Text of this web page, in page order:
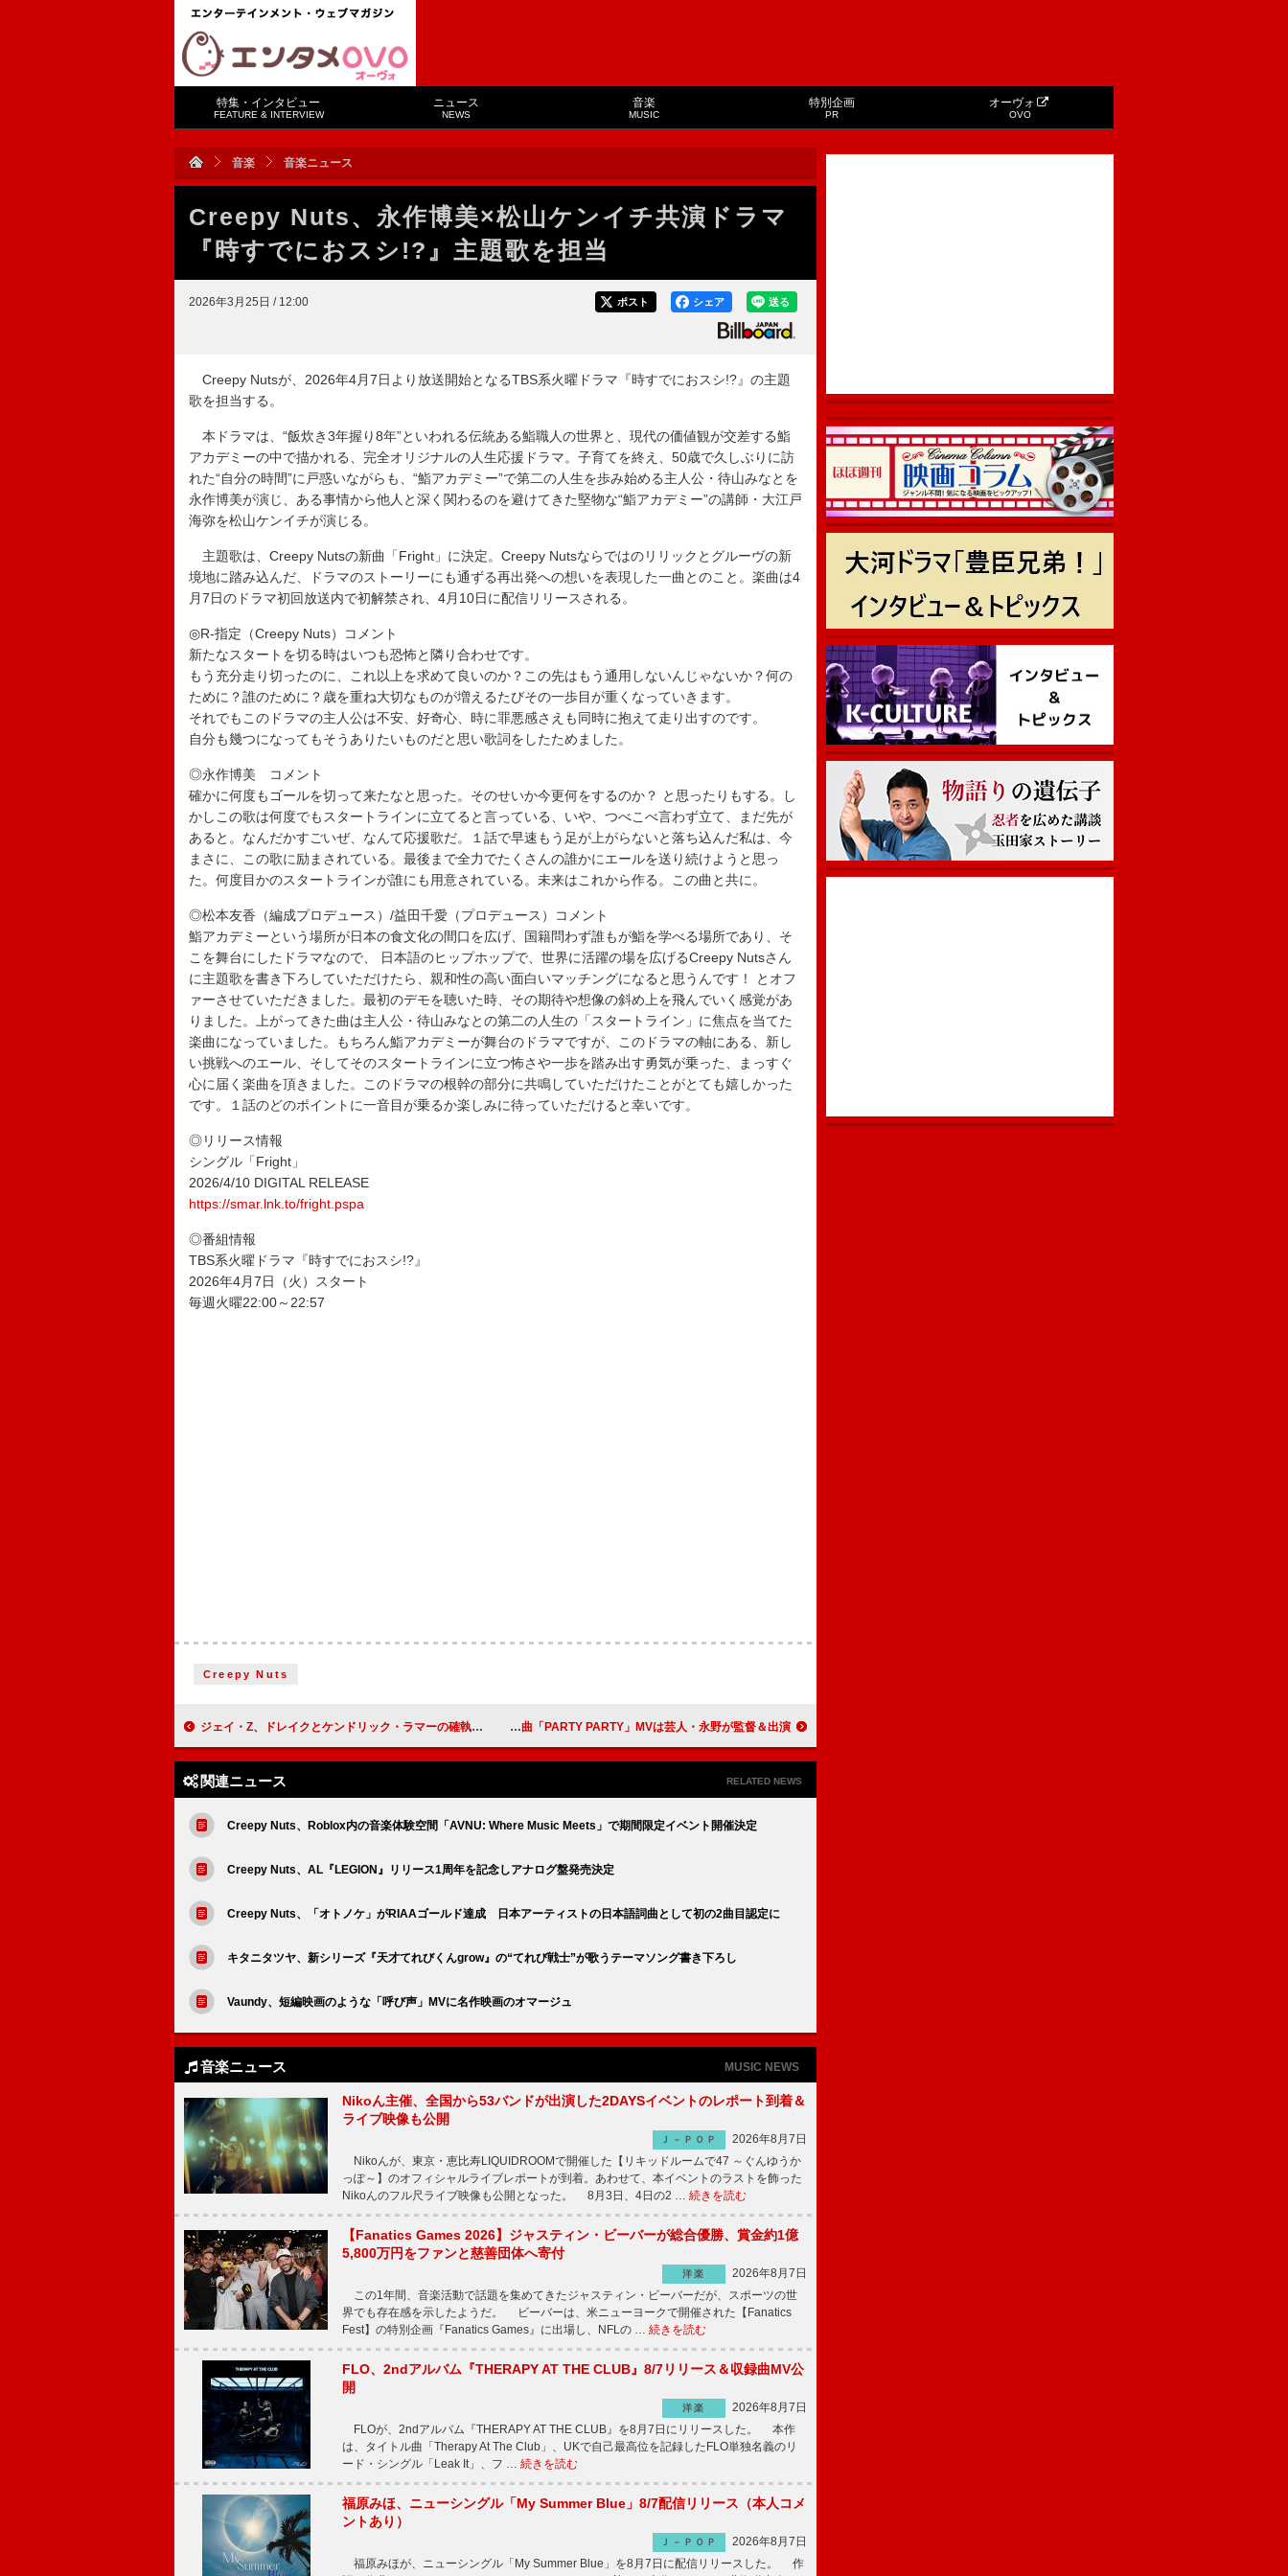
特集・インタビュー
FEATURE & INTERVIEW
ニュース
NEWS
音楽
MUSIC
特別企画
PR
オーヴォ
OVO
音楽 音楽ニュース
Creepy Nuts、永作博美×松山ケンイチ共演ドラマ
『時すでにおスシ!?』主題歌を担当
2026年3月25日 / 12:00 送る
シェア
ポスト
Creepy Nutsが、2026年4月7日より放送開始となるTBS系火曜ドラマ『時すでにおスシ!?』の主題
歌を担当する。
本ドラマは、“飯炊き3年握り8年”といわれる伝統ある鮨職人の世界と、現代の価値観が交差する鮨
アカデミーの中で描かれる、完全オリジナルの人生応援ドラマ。子育てを終え、50歳で久しぶりに訪
れた“自分の時間”に戸惑いながらも、“鮨アカデミー”で第二の人生を歩み始める主人公・待山みなとを
永作博美が演じ、ある事情から他人と深く関わるのを避けてきた堅物な“鮨アカデミー”の講師・大江戸
海弥を松山ケンイチが演じる。
主題歌は、Creepy Nutsの新曲「Fright」に決定。Creepy Nutsならではのリリックとグルーヴの新
境地に踏み込んだ、ドラマのストーリーにも通ずる再出発への想いを表現した一曲とのこと。楽曲は4
月7日のドラマ初回放送内で初解禁され、4月10日に配信リリースされる。
◎R-指定（Creepy Nuts）コメント
新たなスタートを切る時はいつも恐怖と隣り合わせです。
もう充分走り切ったのに、これ以上を求めて良いのか？この先はもう通用しないんじゃないか？何の
ために？誰のために？歳を重ね大切なものが増えるたびその一歩目が重くなっていきます。
それでもこのドラマの主人公は不安、好奇心、時に罪悪感さえも同時に抱えて走り出すのです。
自分も幾つになってもそうありたいものだと思い歌詞をしたためました。
◎永作博美 コメント
確かに何度もゴールを切って来たなと思った。そのせいか今更何をするのか？ と思ったりもする。し
かしこの歌は何度でもスタートラインに立てると言っている、いや、つべこべ言わず立て、まだ先が
あると。なんだかすごいぜ、なんて応援歌だ。１話で早速もう足が上がらないと落ち込んだ私は、今
まさに、この歌に励まされている。最後まで全力でたくさんの誰かにエールを送り続けようと思っ
た。何度目かのスタートラインが誰にも用意されている。未来はこれから作る。この曲と共に。
◎松本友香（編成プロデュース）/益田千愛（プロデュース）コメント
鮨アカデミーという場所が日本の食文化の間口を広げ、国籍問わず誰もが鮨を学べる場所であり、そ
こを舞台にしたドラマなので、 日本語のヒップホップで、世界に活躍の場を広げるCreepy Nutsさん
に主題歌を書き下ろしていただけたら、親和性の高い面白いマッチングになると思うんです！ とオフ
ァーさせていただきました。最初のデモを聴いた時、その期待や想像の斜め上を飛んでいく感覚があ
りました。上がってきた曲は主人公・待山みなとの第二の人生の「スタートライン」に焦点を当てた
楽曲になっていました。もちろん鮨アカデミーが舞台のドラマですが、このドラマの軸にある、新し
い挑戦へのエール、そしてそのスタートラインに立つ怖さや一歩を踏み出す勇気が乗った、まっすぐ
心に届く楽曲を頂きました。このドラマの根幹の部分に共鳴していただけたことがとても嬉しかった
です。１話のどのポイントに一音目が乗るか楽しみに待っていただけると幸いです。
◎リリース情報
シングル「Fright」
2026/4/10 DIGITAL RELEASE
https://smar.lnk.to/fright.pspa
◎番組情報
TBS系火曜ドラマ『時すでにおスシ!?』
2026年4月7日（火）スタート
毎週火曜22:00～22:57
Creepy Nuts
ジェイ・Z、ドレイクとケンドリック・ラマーの確執は“行き過ぎ”だったと語る THE BAWDIES、ニューALリード曲「PARTY PARTY」MVは芸人・永野が監督＆出演
関連ニュース RELATED NEWS
Creepy Nuts、Roblox内の音楽体験空間「AVNU: Where Music Meets」で期間限定イベント開催決定
Creepy Nuts、AL『LEGION』リリース1周年を記念しアナログ盤発売決定
Creepy Nuts、「オトノケ」がRIAAゴールド達成 日本アーティストの日本語詞曲として初の2曲目認定に
キタニタツヤ、新シリーズ『天才てれびくんgrow』の“てれび戦士”が歌うテーマソング書き下ろし
Vaundy、短編映画のような「呼び声」MVに名作映画のオマージュ
音楽ニュース MUSIC NEWS
Nikoん主催、全国から53バンドが出演した2DAYSイベントのレポート到着＆
ライブ映像も公開
Ｊ－ＰＯＰ
2026年8月7日
Nikoんが、東京・恵比寿LIQUIDROOMで開催した【リキッドルームで47 ～ぐんゆうか
っぽ～】のオフィシャルライブレポートが到着。あわせて、本イベントのラストを飾った
Nikoんのフル尺ライブ映像も公開となった。 8月3日、4日の2 … 続きを読む
【Fanatics Games 2026】ジャスティン・ビーバーが総合優勝、賞金約1億
5,800万円をファンと慈善団体へ寄付
洋楽
2026年8月7日
この1年間、音楽活動で話題を集めてきたジャスティン・ビーバーだが、スポーツの世
界でも存在感を示したようだ。 ビーバーは、米ニューヨークで開催された【Fanatics
Fest】の特別企画『Fanatics Games』に出場し、NFLの … 続きを読む
FLO、2ndアルバム『THERAPY AT THE CLUB』8/7リリース＆収録曲MV公
開
洋楽
2026年8月7日
FLOが、2ndアルバム『THERAPY AT THE CLUB』を8月7日にリリースした。 本作
は、タイトル曲「Therapy At The Club」、UKで自己最高位を記録したFLO単独名義のリ
ード・シングル「Leak It」、フ … 続きを読む
福原みほ、ニューシングル「My Summer Blue」8/7配信リリース（本人コメ
ントあり）
Ｊ－ＰＯＰ
2026年8月7日
福原みほが、ニューシングル「My Summer Blue」を8月7日に配信リリースした。 作